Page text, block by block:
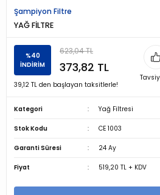
Şampiyon Filtre
YAĞ FİLTRE
%40
İNDİRİM
623,04 TL
373,82 TL
39,12 TL den başlayan taksitlerle!
Kategori Yağ Filtresi
Stok Kodu CE 1003
Garanti Süresi 24 Ay
Fiyat 519,20 TL + KDV